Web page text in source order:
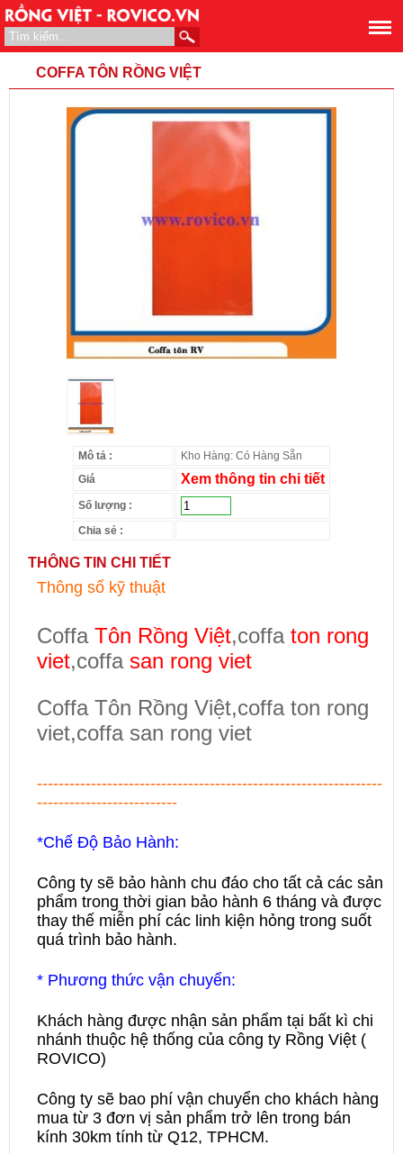
COFFA TÔN RỒNG VIỆT
Mô tả :
Kho Hàng: Có Hàng Sẵn
Giá
Xem thông tin chi tiết
Số lượng :
Chia sẻ :
THÔNG TIN CHI TIẾT
Thông số kỹ thuật
CoffaTôn Rồng Việt,coffaton rong
viet,coffasan rong viet
Coffa Tôn Rồng Việt,coffa ton rong
viet,coffa san rong viet
----------------------------------------------------------------
--------------------------
*Chế Độ Bảo Hành:
Công ty sẽ bảo hành chu đáo cho tất cả các sản
phẩm trong thời gian bảo hành 6 tháng và được
thay thế miễn phí các linh kiện hỏng trong suốt
quá trình bảo hành.
* Phương thức vận chuyển:
Khách hàng được nhận sản phẩm tại bất kì chi
nhánh thuộc hệ thống của công ty Rồng Việt (
ROVICO)
Công ty sẽ bao phí vận chuyển cho khách hàng
mua từ 3 đơn vị sản phẩm trở lên trong bán
kính 30km tính từ Q12, TPHCM.